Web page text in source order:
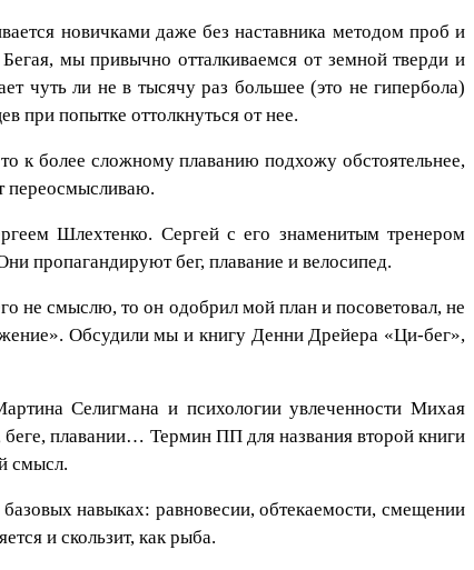
новичками даже без наставника методом проб и
мы привычно отталкиваемся от земной тверди и
чуть ли не в тысячу раз большее (это не гипербола)
при попытке оттолкнуться от нее.
к более сложному плаванию подхожу обстоятельнее,
переосмысливаю.
Шлехтенко. Сергей с его знаменитым тренером
пропагандируют бег, плавание и велосипед.
не смыслю, то он одобрил мой план и посоветовал, не
Обсудили мы и книгу Денни Дрейера «Ци-бег»,
Селигмана и психологии увлеченности Михая
плавании… Термин ПП для названия второй книги
смысл.
навыках: равновесии, обтекаемости, смещении
и скользит, как рыба.